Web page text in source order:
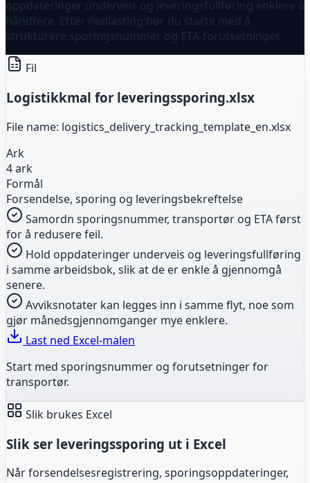
oppdateringer underveis og leveringsfullføring enklere å
håndtere. Etter nedlasting bør du starte med å
strukturere sporingsnummer og ETA-forutsetninger.
Fil
Logistikkmal for leveringssporing.xlsx
File name: logistics_delivery_tracking_template_en.xlsx
Ark
4 ark
Formål
Forsendelse, sporing og leveringsbekreftelse
Samordn sporingsnummer, transportør og ETA først
for å redusere feil.
Hold oppdateringer underveis og leveringsfullføring
i samme arbeidsbok, slik at de er enkle å gjennomgå
senere.
Avviksnotater kan legges inn i samme flyt, noe som
gjør månedsgjennomganger mye enklere.
Last ned Excel-malen
Start med sporingsnummer og forutsetninger for
transportør.
Slik brukes Excel
Slik ser leveringssporing ut i Excel
Når forsendelsesregistrering, sporingsoppdateringer,